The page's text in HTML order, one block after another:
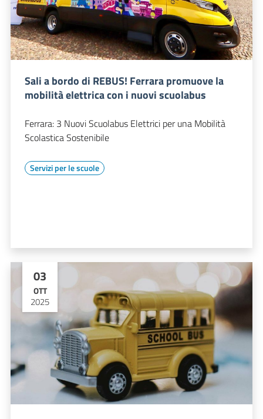
Sali a bordo di REBUS! Ferrara promuove la
mobilità elettrica con i nuovi scuolabus
Ferrara: 3 Nuovi Scuolabus Elettrici per una Mobilità
Scolastica Sostenibile
Servizi per le scuole
03
OTT
2025